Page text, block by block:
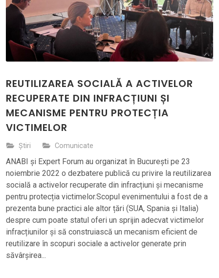
REUTILIZAREA SOCIALĂ A ACTIVELOR
RECUPERATE DIN INFRACȚIUNI ȘI
MECANISME PENTRU PROTECȚIA
VICTIMELOR
Știri Comunicate
ANABI și Expert Forum au organizat în București pe 23
noiembrie 2022 o dezbatere publică cu privire la reutilizarea
socială a activelor recuperate din infracțiuni și mecanisme
pentru protecția victimelor.Scopul evenimentului a fost de a
prezenta bune practici ale altor țări (SUA, Spania și Italia)
despre cum poate statul oferi un sprijin adecvat victimelor
infracțiunilor și să construiască un mecanism eficient de
reutilizare în scopuri sociale a activelor generate prin
săvârșirea...